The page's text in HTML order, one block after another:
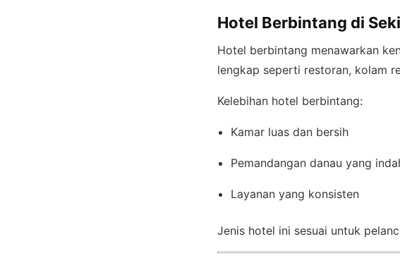
Hotel Berbintang di
Hotel berbintang menawarkan
lengkap seperti restoran, kolam
Kelebihan hotel berbintang:
Kamar luas dan bersih
Pemandangan danau yang
Layanan yang konsisten
Jenis hotel ini sesuai untuk